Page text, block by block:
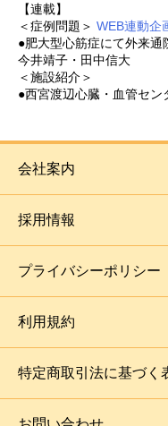
【連載】
＜症例問題＞ WEB連動企
●肥大型心筋症にて外来通
今井靖子・田中信大
＜施設紹介＞
●西宮渡辺心臓・血管セ
会社案内
採用情報
プライバシーポリシー
利用規約
特定商取引法に基づく